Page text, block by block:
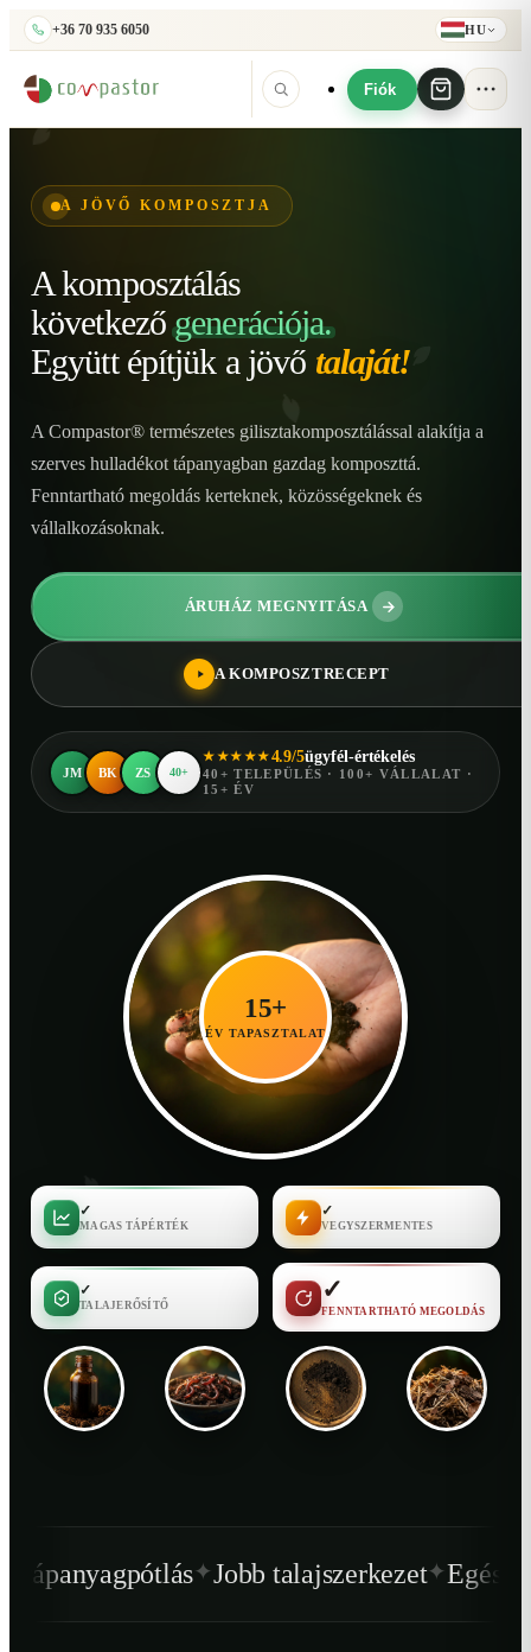
+36 70 935 6050 HU
Fiók
A JÖVŐ KOMPOSZTJA
A komposztálás
következő generációja.
Együtt építjük a jövő talaját!
A Compastor® természetes gilisztakomposztálással alakítja a
szerves hulladékot tápanyagban gazdag komposzttá.
Fenntartható megoldás kerteknek, közösségeknek és
vállalkozásoknak.
ÁRUHÁZ MEGNYITÁSA
A KOMPOSZTRECEPT
JM BK ZS 40+
★★★★★4.9/5ügyfél-értékelés
40+ TELEPÜLÉS · 100+ VÁLLALAT ·
15+ ÉV
15+
ÉV TAPASZTALAT
✓
MAGAS TÁPÉRTÉK
✓
VEGYSZERMENTES
✓
TALAJERŐSÍTŐ
✓
FENNTARTHATÓ MEGOLDÁS
Jobb talajszerkezet✦ Egészségesebb